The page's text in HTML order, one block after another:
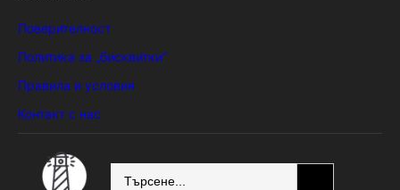
Поверителност
Политика за „бисквитки“
Правила и условия
Контакт с нас